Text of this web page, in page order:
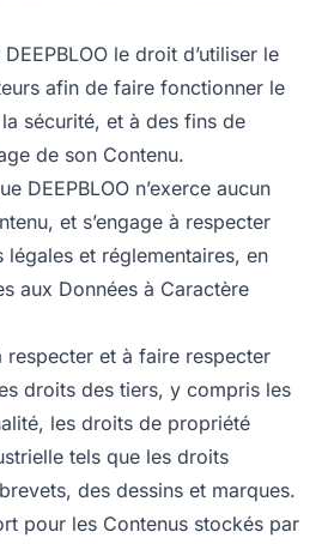
le droit d’utiliser le
afin de faire fonctionner le
sécurité, et à des fins de
de son Contenu.
DEEPBLOO n’exerce aucun
et s’engage à respecter
légales et réglementaires, en
aux Données à Caractère
respecter et à faire respecter
droits des tiers, y compris les
les droits de propriété
tels que les droits
des dessins et marques.
pour les Contenus stockés par